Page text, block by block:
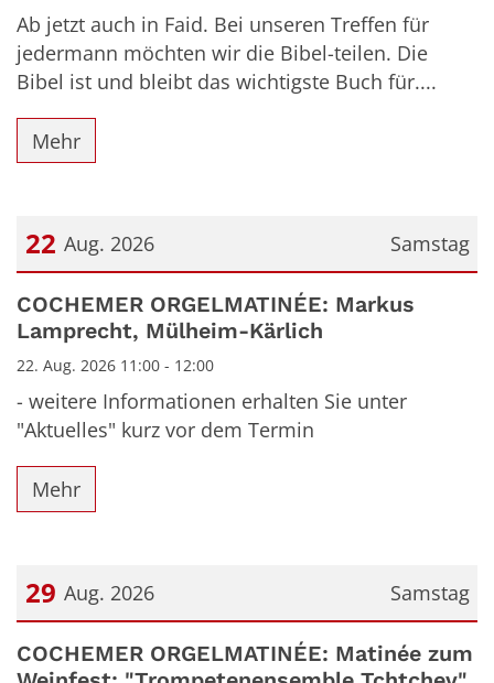
Ab jetzt auch in Faid. Bei unseren Treffen für
jedermann möchten wir die Bibel-teilen. Die
Bibel ist und bleibt das wichtigste Buch für....
Mehr
Samstag
22 Aug. 2026
Datum: 22. August 2026
COCHEMER ORGELMATINÉE: Markus
Lamprecht, Mülheim-Kärlich
22. Aug. 2026 11:00 - 12:00
- weitere Informationen erhalten Sie unter
"Aktuelles" kurz vor dem Termin
Mehr
Samstag
29 Aug. 2026
Datum: 29. August 2026
COCHEMER ORGELMATINÉE: Matinée zum